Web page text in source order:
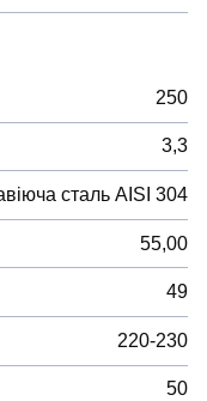
250
3,3
сталь AISI 304
55,00
49
220-230
50